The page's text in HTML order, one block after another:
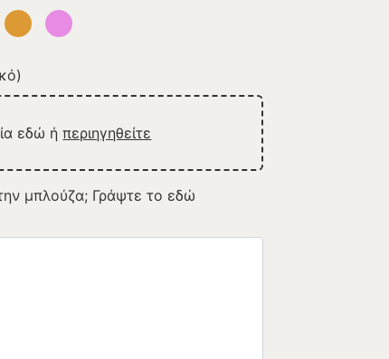
εδώ ήπεριηγηθείτε
μπλούζα; Γράψτε το εδώ